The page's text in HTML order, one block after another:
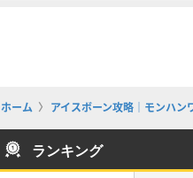
ホーム アイスボーン攻略｜モンハン
ランキング